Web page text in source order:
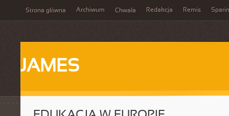
Strona główna Archiwum Chwała Redakcja Remis
JAMES